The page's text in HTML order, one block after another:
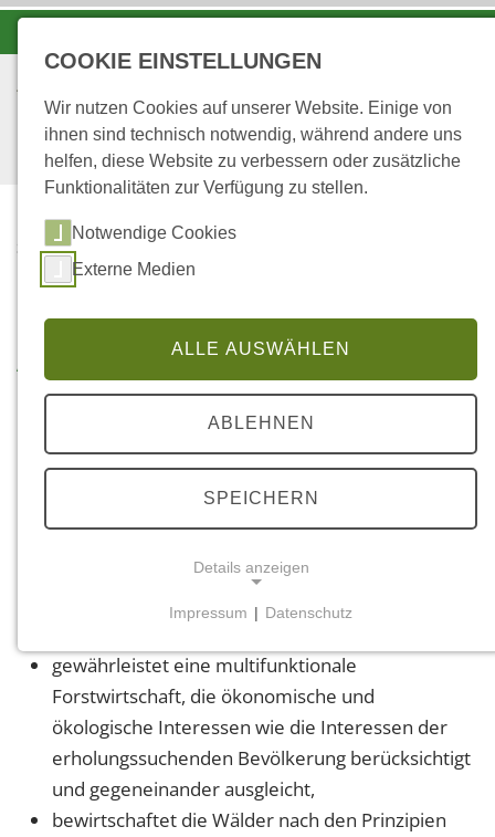
STARTSEITE
...
ANGEBOTE
Angebote
Das Forstamt als umfassender
Dienstleister am Wald ...
schützt und pflegt das Ökosystem Wald unter
Berücksichtigung seiner jeweiligen Funktionen
gewährleistet eine multifunktionale
Forstwirtschaft, die ökonomische und
ökologische Interessen wie die Interessen der
erholungssuchenden Bevölkerung berücksichtigt
und gegeneinander ausgleicht,
bewirtschaftet die Wälder nach den Prinzipien
COOKIE EINSTELLUNGEN
Wir nutzen Cookies auf unserer Website. Einige von
ihnen sind technisch notwendig, während andere uns
helfen, diese Website zu verbessern oder zusätzliche
Funktionalitäten zur Verfügung zu stellen.
Notwendige Cookies
Externe Medien
ALLE AUSWÄHLEN
ABLEHNEN
SPEICHERN
Details anzeigen
Notwendige Cookies ermöglichen grundlegende
Funktionen und sind für die einwandfreie Funktion
der Website erforderlich.
Einverständnis-Cookie
Name:
Impressum | Datenschutz